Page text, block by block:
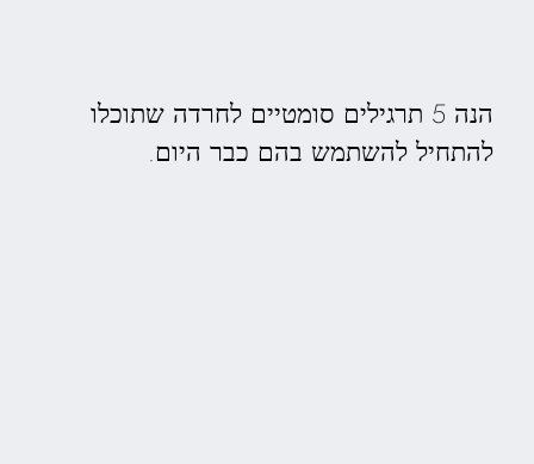
הנה 5 תרגילים סומטיים לחרדה שתוכלו
להתחיל להשתמש בהם כבר היום.